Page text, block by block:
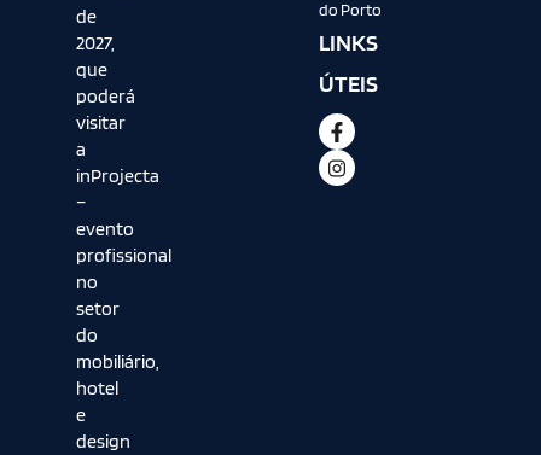
de
2027,
que
poderá
visitar
a
inProjecta
–
evento
profissional
no
setor
do
mobiliário,
hotel
e
design
do Porto
LINKS
ÚTEIS